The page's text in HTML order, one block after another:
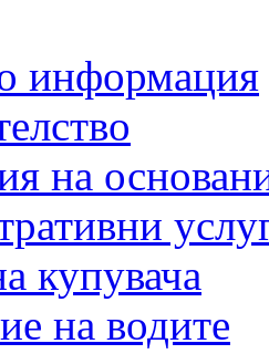
информация
на
купувача
на водите